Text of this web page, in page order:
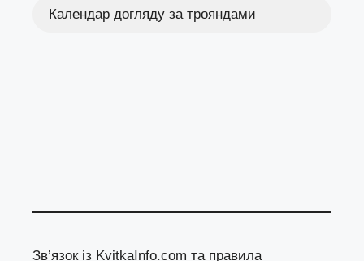
Календар догляду за трояндами
Зв’язок із KvitkaInfo.com та правила